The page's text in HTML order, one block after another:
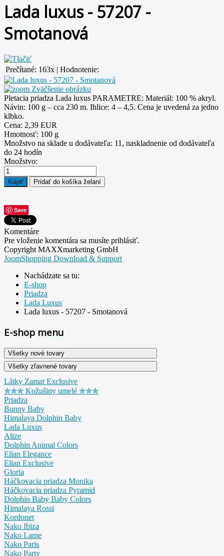
Lada luxus - 57207 -
Smotanová
Prečítané: 163x | Hodnotenie:
Zväčšenie obrázku
Pletacia priadza Lada luxus PARAMETRE: Materiál: 100 % akryl.
Návin: 100 g – cca 230 m. Ihlice: 4 – 4,5. Cena je uvedená za jedno
klbko.
Cena: 2,39 EUR
Hmotnosť: 100 g
Množstvo na sklade u dodávateľa: 11, naskladnenie od dodávateľa
do 24 hodín
Množstvo:
Save
Komentáre
Pre vloženie komentára sa musíte prihlásiť.
Copyright MAXXmarketing GmbH
JoomShopping Download & Support
Nachádzate sa tu:
E-shop
Priadza
Lada Luxus
Lada luxus - 57207 - Smotanová
E-shop menu
Látky Zamat Exclusive
✯✯✯ Kožušiny umelé ✯✯✯
Priadza
Bunny Baby
Himalaya Dolphin Baby
Lada Luxus
Alize
Dolphin Animal Colors
Elian Elegance
Elian Exclusive
Gloria
Háčkovacia priadza Monika
Háčkovacia priadza Pyramid
Dolphin Baby Baby Colors
Himalaya Rossi
Kordonet
Nako Ibiza
Nako Lame
Nako Paris
Nako Party